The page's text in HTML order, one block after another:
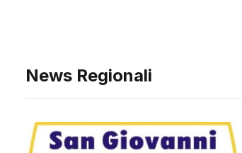
News Regionali